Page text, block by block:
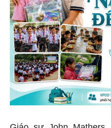
Giáo sư John